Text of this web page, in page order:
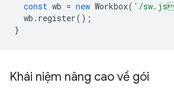
const wb = new Workbox( '/
wb . register();
}
Khái niệm nâng cao về gói